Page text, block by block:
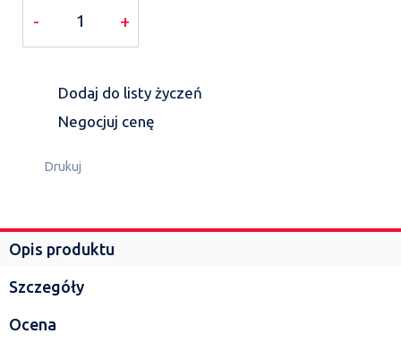
- +
Dodaj do listy życzeń
Negocjuj cenę
Drukuj
Opis produktu
Szczegóły
Ocena